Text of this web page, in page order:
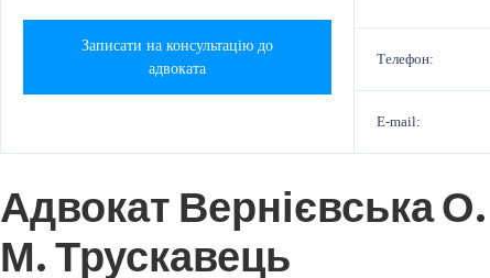
Записати на консультацію до
адвоката
Телефон:
E-mail:
Адвокат Вернієвська
М. Трускавець